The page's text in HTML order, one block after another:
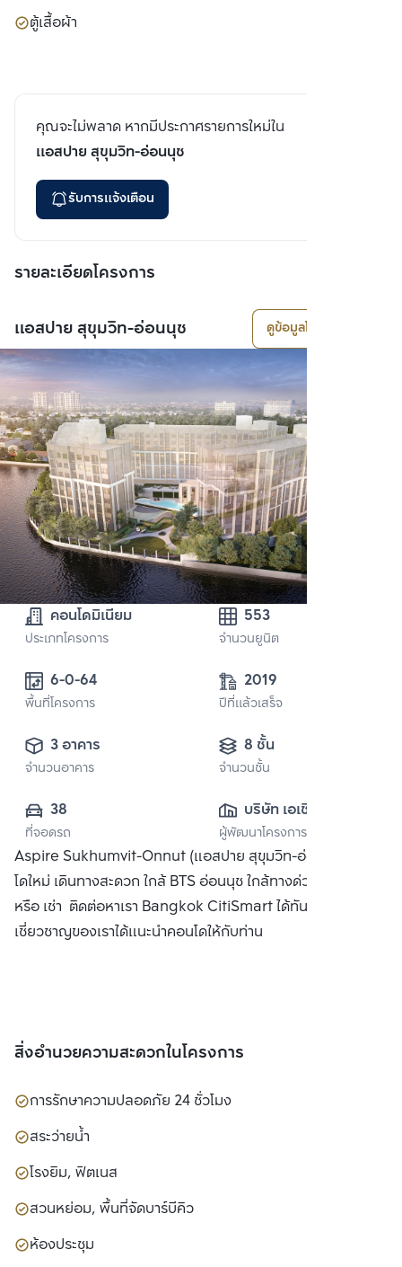
ตู้เสื้อผ้า
คุณจะไม่พลาด หากมีประกาศรายการใหม่ใน
แอสปาย สุขุมวิท-อ่อนนุช
รับการแจ้งเตือน
รายละเอียดโครงการ
แอสปาย สุขุมวิท-อ่อนนุช ดูข้อมูลโครงการ
คอนโดมิเนียม
ประเภทโครงการ
553
จำนวนยูนิต
พื้นที่โครงการ
2019
ปีที่แล้วเสร็จ
3 อาคาร
จำนวนอาคาร
8 ชั้น
จำนวนชั้น
38
ที่จอดรถ
บริษัท เอเชี่ยน
พร็อพเพอร์ตี้
(2018) จำกัด
ผู้พัฒนาโครงการ
Aspire Sukhumvit-Onnut (แอสปาย สุขุมวิท-อ่อนนุช) คอน
โดใหม่ เดินทางสะดวก ใกล้ BTS อ่อนนุช ใกล้ทางด่วน ซื้อ ขาย
หรือ เช่า ติดต่อหาเรา Bangkok CitiSmart ได้ทันที เพื่อให้ผู้
เชี่ยวชาญของเราได้แนะนำคอนโดให้กับท่าน
สิ่งอำนวยความสะดวกในโครงการ
การรักษาความปลอดภัย 24 ชั่วโมง
สระว่ายน้ำ
โรงยิม, ฟิตเนส
สวนหย่อม, พื้นที่จัดบาร์บีคิว
ห้องประชุม